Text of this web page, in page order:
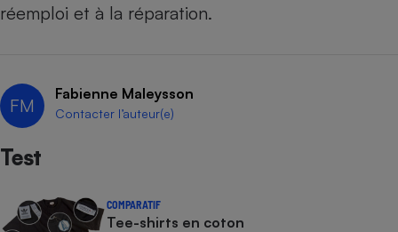
réemploi et à la réparation.
FM
Fabienne Maleysson
Contacter l’auteur(e)
Test
COMPARATIF
Tee-shirts en coton